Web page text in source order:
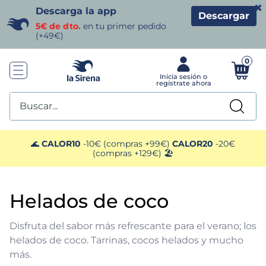
Descarga la app
5€ de dto. en tu primer pedido
(+49€)
Descargar
×
0
Buscar...
🌊 CALOR10 -10€ (compras +99€) CALOR20 -20€
(compras +129€) 🏖️
helados de coco
Disfruta del sabor más refrescante para el verano; los
helados de coco. Tarrinas, cocos helados y mucho
más.
TÉRMINOS MÁS BUSCADOS
1. helados sirena
2. gambas
3. patatas
4. gamba